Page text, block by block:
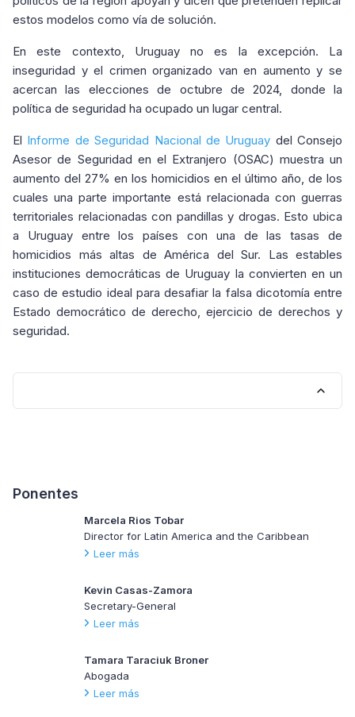
estos modelos como vía de solución.
En este contexto, Uruguay no es la excepción. La
inseguridad y el crimen organizado van en aumento y se
acercan las elecciones de octubre de 2024, donde la
política de seguridad ha ocupado un lugar central.
El Informe de Seguridad Nacional de Uruguay del Consejo
Asesor de Seguridad en el Extranjero (OSAC) muestra un
aumento del 27% en los homicidios en el último año, de los
cuales una parte importante está relacionada con guerras
territoriales relacionadas con pandillas y drogas. Esto ubica
a Uruguay entre los países con una de las tasas de
homicidios más altas de América del Sur. Las estables
instituciones democráticas de Uruguay la convierten en un
caso de estudio ideal para desafiar la falsa dicotomía entre
Estado democrático de derecho, ejercicio de derechos y
seguridad.
Ponentes
Marcela Rios Tobar
Director for Latin America and the Caribbean
Leer más
Kevin Casas-Zamora
Secretary-General
Leer más
Tamara Taraciuk Broner
Abogada
Leer más